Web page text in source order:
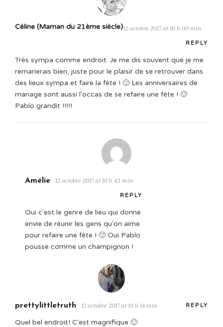
Céline (Maman du 21ème siècle)12 octobre 2017 at 10 h 00 min
REPLY
Très sympa comme endroit. Je me dis souvent que je me
remarierais bien, juste pour le plaisir de se retrouver dans
des lieux sympa et faire la fête ! 🙂 Les anniversaires de
mariage sont aussi l'occas de se refaire une fête ! 🙂
Pablo grandit !!!!!
Amélie 12 octobre 2017 at 10 h 43 min
REPLY
Oui c'est le genre de lieu qui donne
envie de réunir les gens qu'on aime
pour refaire une fête ! 🙂 Oui Pablo
pousse comme un champignon !
prettylittletruth 12 octobre 2017 at 10 h 14 min REPLY
Quel bel endroit! C'est magnifique 🙂